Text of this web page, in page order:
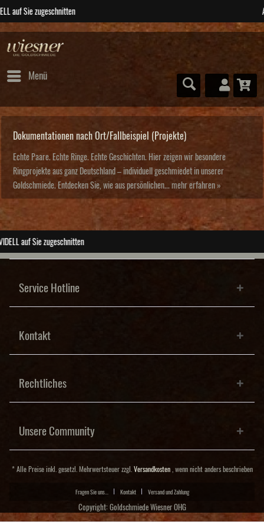
Menü
Dokumentationen nach Ort/Fallbeispiel (Projekte)
Echte Paare. Echte Ringe. Echte Geschichten. Hier zeigen wir besondere
Ringprojekte aus ganz Deutschland – individuell geschmiedet in unserer
Goldschmiede. Entdecken Sie, wie aus persönlichen... mehr erfahren »
Service Hotline
Kontakt
Rechtliches
Unsere Community
* Alle Preise inkl. gesetzl. Mehrwertsteuer zzgl. Versandkosten, wenn nicht anders beschrieben
Fragen Sie uns... Kontakt Versand und Zahlung
Copyright: Goldschmiede Wiesner OHG